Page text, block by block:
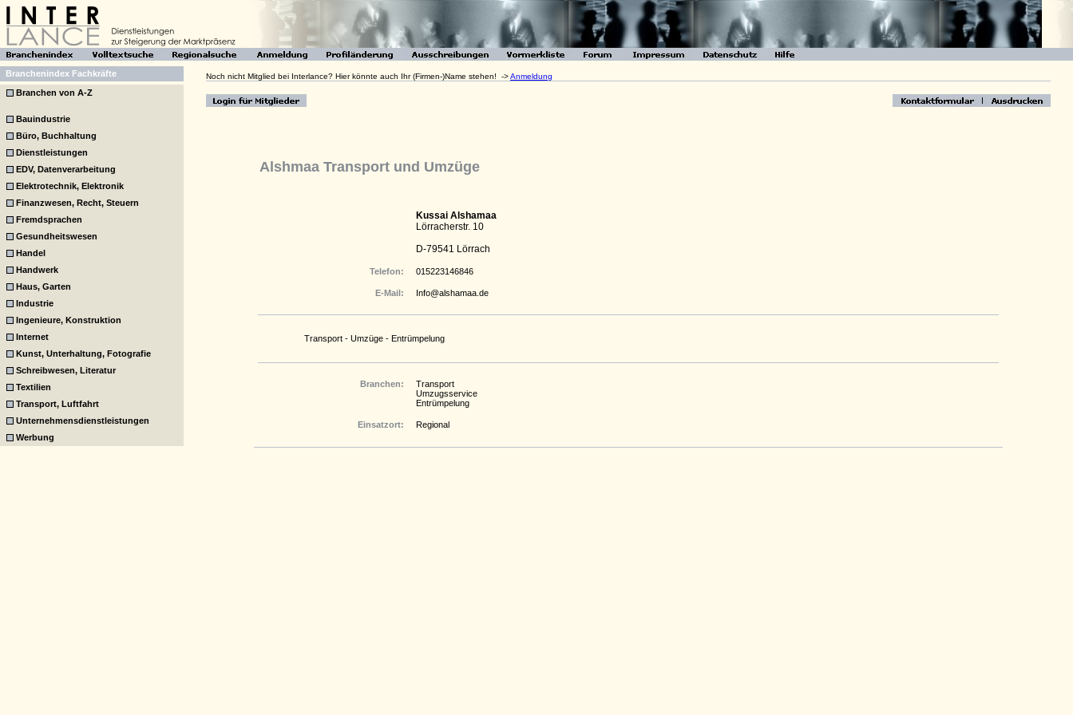
Branchenindex Fachkräfte Noch nicht Mitglied bei Interlance? Hier könnte auch Ihr (Firmen-)Name stehen! ->Anmeldung
Branchen von A-Z
Bauindustrie
Büro, Buchhaltung
Dienstleistungen
EDV, Datenverarbeitung
Elektrotechnik, Elektronik
Finanzwesen, Recht, Steuern
Fremdsprachen
Gesundheitswesen
Handel
Handwerk
Haus, Garten
Industrie
Ingenieure, Konstruktion
Internet
Kunst, Unterhaltung, Fotografie
Schreibwesen, Literatur
Textilien
Transport, Luftfahrt
Unternehmensdienstleistungen
Werbung
Alshmaa Transport und Umzüge
Kussai Alshamaa
Lörracherstr. 10
D-79541 Lörrach
Telefon: 015223146846
E-Mail: Info@alshamaa.de
Transport - Umzüge - Entrümpelung
Branchen:
Transport
Umzugsservice
Entrümpelung
Einsatzort: Regional